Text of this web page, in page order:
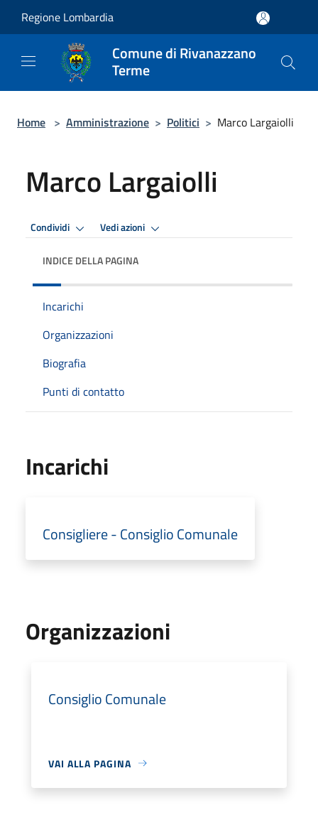
Regione Lombardia
Comune di Rivanazzano
Terme
Home > Amministrazione > Politici > Marco Largaiolli
Marco Largaiolli
Condividi Vedi azioni
INDICE DELLA PAGINA
Incarichi
Organizzazioni
Biografia
Punti di contatto
Incarichi
Consigliere - Consiglio Comunale
Organizzazioni
Consiglio Comunale
VAI ALLA PAGINA